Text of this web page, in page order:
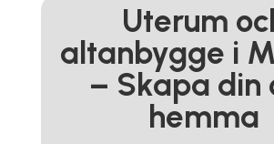
Uterum
altanbygge i
– Skapa din
hemma